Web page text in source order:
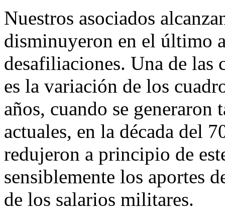
Nuestros asociados
disminuyeron en el último
desafiliaciones. Una de las
es la variación de los
años, cuando se generaron
actuales, en la década del
redujeron a principio de
sensiblemente los aportes
de los salarios militares.